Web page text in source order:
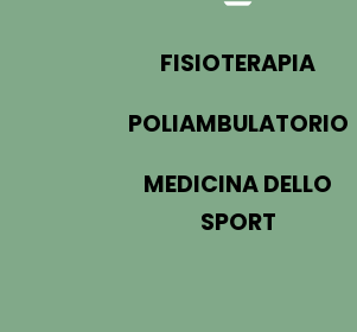
FISIOTERAPIA
POLIAMBULATORIO
MEDICINA DELLO
SPORT